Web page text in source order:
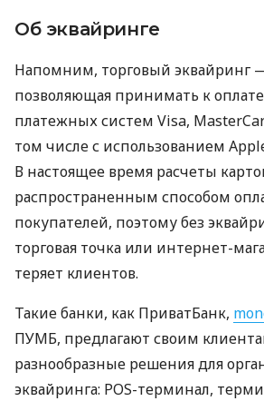
Об эквайринге
Напомним, торговый эквайринг —
позволяющая принимать к
платежных систем Visa,
том числе с использованием
В настоящее время расчеты
распространенным способом
покупателей, поэтому без
торговая точка или интернет-
теряет клиентов.
Такие банки, как ПриватБанк,
ПУМБ, предлагают своим
разнообразные решения для
эквайринга: POS-терминал,